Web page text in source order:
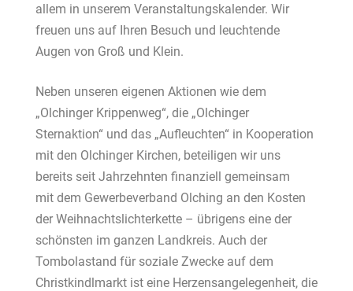
allem in unserem Veranstaltungskalender. Wir
freuen uns auf Ihren Besuch und leuchtende
Augen von Groß und Klein.
Neben unseren eigenen Aktionen wie dem
„Olchinger Krippenweg“, die „Olchinger
Sternaktion“ und das „Aufleuchten“ in Kooperation
mit den Olchinger Kirchen, beteiligen wir uns
bereits seit Jahrzehnten finanziell gemeinsam
mit dem Gewerbeverband Olching an den Kosten
der Weihnachtslichterkette – übrigens eine der
schönsten im ganzen Landkreis. Auch der
Tombolastand für soziale Zwecke auf dem
Christkindlmarkt ist eine Herzensangelegenheit, die